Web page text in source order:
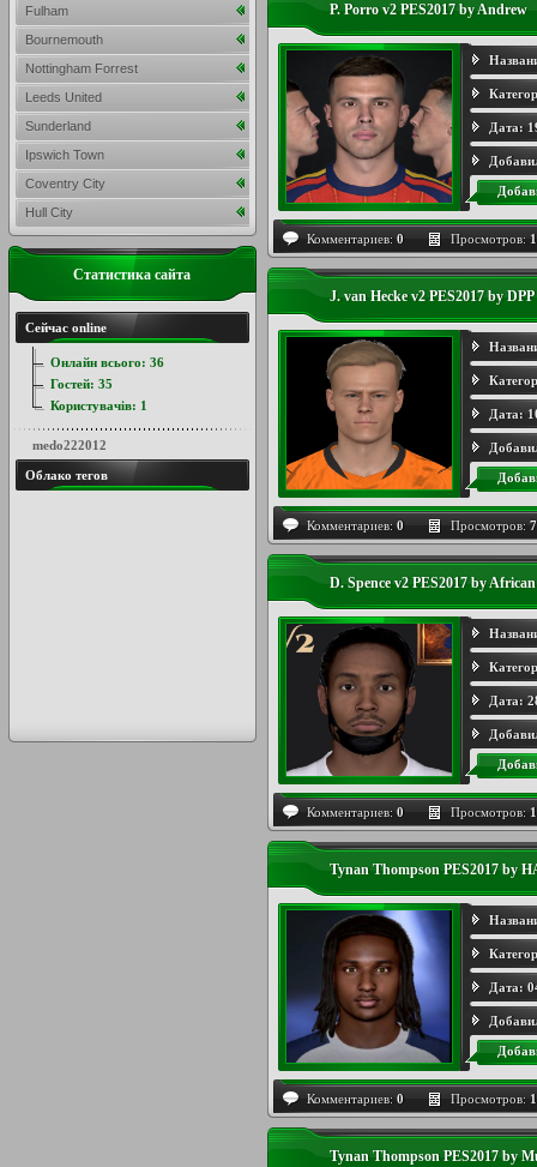
P. Porro v2 PES2017 by Andrew
Дата:
Комментариев: 0 Просмотров:
J. van Hecke v2 PES2017 by DPP
Дата:
Комментариев: 0 Просмотров:
D. Spence v2 PES2017 by
Дата:
Комментариев: 0 Просмотров:
Tynan Thompson PES2017 by
Дата:
Комментариев: 0 Просмотров:
Tynan Thompson PES2017 by
Fulham
Bournemouth
Nottingham Forrest
Leeds United
Sunderland
Ipswich Town
Coventry City
Hull City
Статистика сайта
Сейчас online
Онлайн всього: 36
Гостей: 35
Користувачів: 1
medo222012
Облако тегов